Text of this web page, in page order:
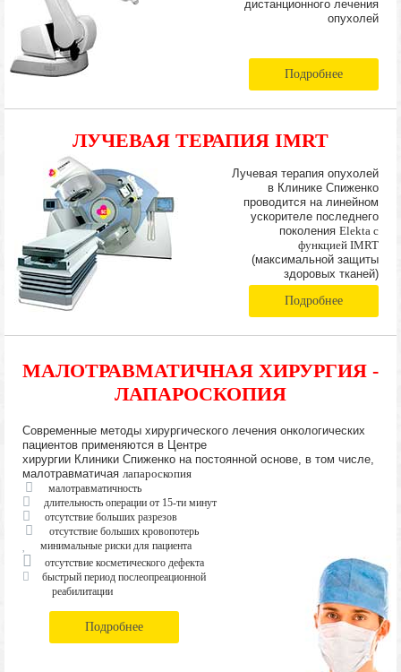
дистанционного лечения
опухолей
Подробнее
ЛУЧЕВАЯ ТЕРАПИЯ IMRT
Лучевая терапия опухолей
в Клинике Спиженко
проводится на линейном
ускорителе последнего
поколения Elekta с
функцией IMRT
(максимальной защиты
здоровых тканей)
Подробнее
МАЛОТРАВМАТИЧНАЯ ХИРУРГИЯ -
ЛАПАРОСКОПИЯ
Современные методы хирургического лечения онкологических
пациентов применяются в Центре
хирургии Клиники Спиженко на постоянной основе, в том числе,
малотравматичая лапароскопия
малотравматичность
длительность операции от 15-ти минут
отсутствие больших разрезов
отсутствие больших кровопотерь
минимальные риски для пациента
отсутствие косметического дефекта
быстрый период послеопреационной
реабилитации
Подробнее